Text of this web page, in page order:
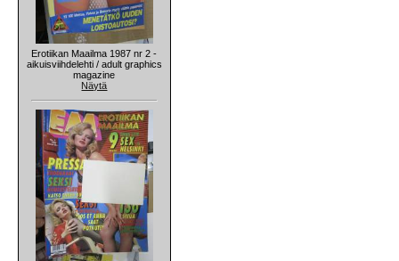
Erotiikan Maailma 1987 nr 2 -
aikuisviihdelehti / adult graphics
magazine
Näytä